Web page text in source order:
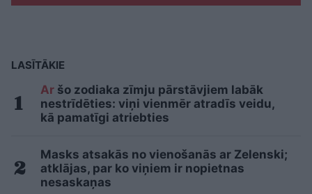
LASĪTĀKIE
Ar šo zodiaka zīmju pārstāvjiem labāk
nestrīdēties: viņi vienmēr atradīs veidu,
kā pamatīgi atriebties
Masks atsakās no vienošanās ar Zelenski;
atklājas, par ko viņiem ir nopietnas
nesaskaņas